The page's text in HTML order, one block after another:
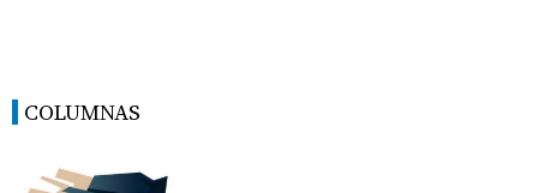
COLUMNAS